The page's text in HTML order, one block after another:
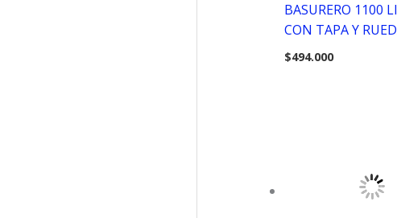
BASURERO 1100
CON TAPA Y
$494.000